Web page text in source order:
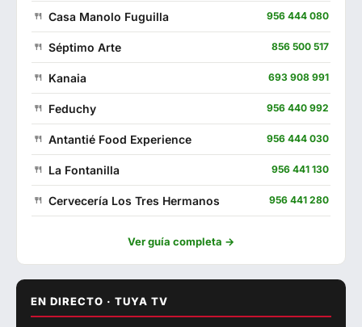
Casa Manolo Fuguilla 956 444 080
Séptimo Arte 856 500 517
Kanaia 693 908 991
Feduchy 956 440 992
Antantié Food Experience 956 444 030
La Fontanilla 956 441 130
Cervecería Los Tres Hermanos 956 441 280
Oasis 956 441 127
Ver guía completa →
EN DIRECTO · TUYA TV